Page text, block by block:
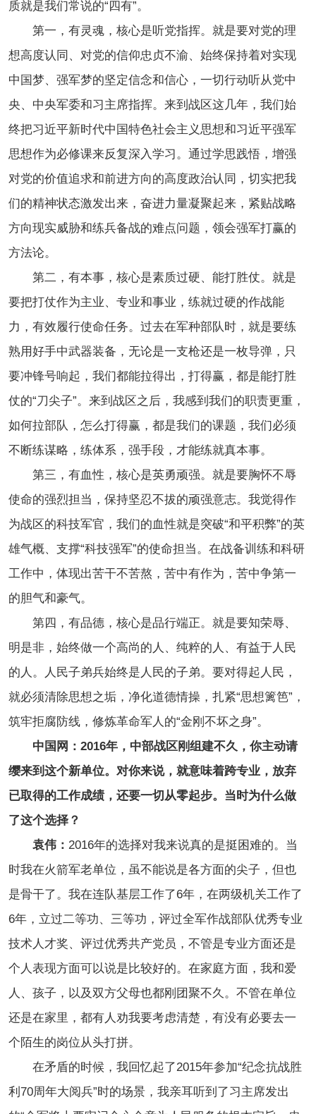
质就是我们常说的“四有”。
第一，有灵魂，核心是听党指挥。就是要对党的理
想高度认同、对党的信仰忠贞不渝、始终保持着对实现
中国梦、强军梦的坚定信念和信心，一切行动听从党中
央、中央军委和习主席指挥。来到战区这几年，我们始
终把习近平新时代中国特色社会主义思想和习近平强军
思想作为必修课来反复深入学习。通过学思践悟，增强
对党的价值追求和前进方向的高度政治认同，切实把我
们的精神状态激发出来，奋进力量凝聚起来，紧贴战略
方向现实威胁和练兵备战的难点问题，领会强军打赢的
方法论。
第二，有本事，核心是素质过硬、能打胜仗。就是
要把打仗作为主业、专业和事业，练就过硬的作战能
力，有效履行使命任务。过去在军种部队时，就是要练
熟用好手中武器装备，无论是一支枪还是一枚导弹，只
要冲锋号响起，我们都能拉得出，打得赢，都是能打胜
仗的“刀尖子”。来到战区之后，我感到我们的职责更重，
如何拉部队，怎么打得赢，都是我们的课题，我们必须
不断练谋略，练体系，强手段，才能练就真本事。
第三，有血性，核心是英勇顽强。就是要胸怀不辱
使命的强烈担当，保持坚忍不拔的顽强意志。我觉得作
为战区的科技军官，我们的血性就是突破“和平积弊”的英
雄气概、支撑“科技强军”的使命担当。在战备训练和科研
工作中，体现出苦干不苦熬，苦中有作为，苦中争第一
的胆气和豪气。
第四，有品德，核心是品行端正。就是要知荣辱、
明是非，始终做一个高尚的人、纯粹的人、有益于人民
的人。人民子弟兵始终是人民的子弟。要对得起人民，
就必须清除思想之垢，净化道德情操，扎紧“思想篱笆”，
筑牢拒腐防线，修炼革命军人的“金刚不坏之身”。
中国网：2016年，中部战区刚组建不久，你主动请
缨来到这个新单位。对你来说，就意味着跨专业，放弃
已取得的工作成绩，还要一切从零起步。当时为什么做
了这个选择？
袁伟： 2016年的选择对我来说真的是挺困难的。当
时我在火箭军老单位，虽不能说是各方面的尖子，但也
是骨干了。我在连队基层工作了6年，在两级机关工作了
6年，立过二等功、三等功，评过全军作战部队优秀专业
技术人才奖、评过优秀共产党员，不管是专业方面还是
个人表现方面可以说是比较好的。在家庭方面，我和爱
人、孩子，以及双方父母也都刚团聚不久。不管在单位
还是在家里，都有人劝我要考虑清楚，有没有必要去一
个陌生的岗位从头打拼。
在矛盾的时候，我回忆起了2015年参加“纪念抗战胜
利70周年大阅兵”时的场景，我亲耳听到了习主席发出